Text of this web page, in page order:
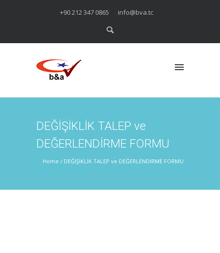
+90 212 347 0865 info@bva.tc
DEĞİŞİKLİK TALEP ve
DEĞERLENDİRME FORMU
Home / DEĞİŞİKLİK TALEP ve DEĞERLENDİRME FORMU